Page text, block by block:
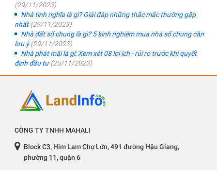
(29/11/2023)
Nhà tình nghĩa là gì? Giải đáp những thắc mắc thường gặp
nhất(29/11/2023)
Nhà đất sổ chung là gì? 5 kinh nghiệm mua nhà sổ chung cần
lưu ý(29/11/2023)
Nhà phát mãi là gì: Xem xét 08 lợi ích - rủi ro trước khi quyết
định đầu tư(25/11/2023)
CÔNG TY TNHH MAHALI
Block C3, Him Lam Chợ Lớn, 491 đường Hậu Giang,
phường 11, quận 6